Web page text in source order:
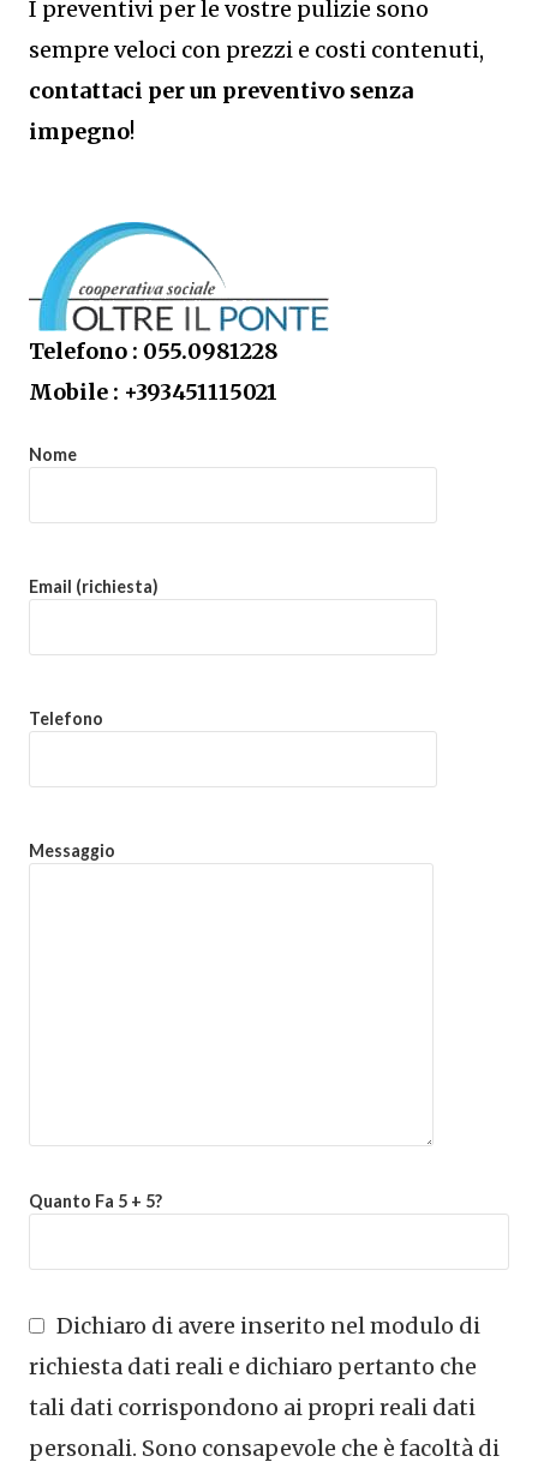
I preventivi per le vostre pulizie sono
sempre veloci con prezzi e costi contenuti,
contattaci per un preventivo senza
impegno!
Telefono : 055.0981228
Mobile : +393451115021
Nome
Email (richiesta)
Telefono
Messaggio
Quanto Fa 5 + 5?
Dichiaro di avere inserito nel modulo di
richiesta dati reali e dichiaro pertanto che
tali dati corrispondono ai propri reali dati
personali. Sono consapevole che è facoltà di